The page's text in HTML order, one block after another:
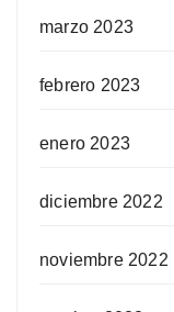
marzo 2023
febrero 2023
enero 2023
diciembre 2022
noviembre 2022